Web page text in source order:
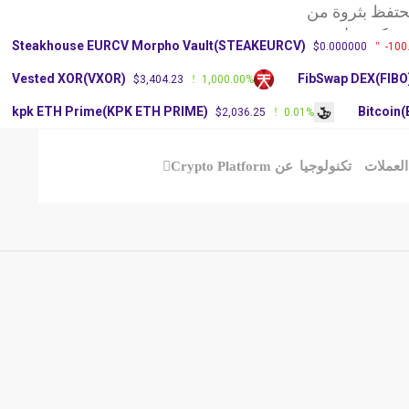
بثروة من
ريبل تحديث
الأغلبية في
تكنولوجيا عن Crypto Platform
Steakhouse EURCV Morpho Vault(STEAKEURCV) $0.000000 -
Vested XOR(VXOR) $3,404.23 1,000.00% FibSwap
kpk ETH Prime(KPK ETH PRIME) $2,036.25 0.01%